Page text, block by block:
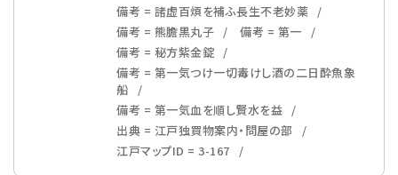
備考 = 諸虚百煩を補ふ長生不老妙薬
備考 = 熊膽黒丸子
備考 = 第一
備考 = 秘方紫金錠
備考 = 第一気つけ一切毒けし酒の二日酔魚象
船
備考 = 第一気血を順し賢水を益
出典 = 江戸独買物案内・問屋の部
江戸マップID = 3-167